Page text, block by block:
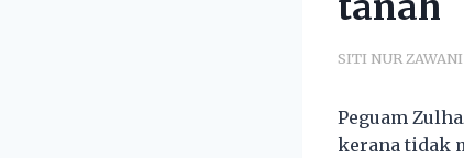
SITI NUR ZAWANI
Peguam
kerana tidak